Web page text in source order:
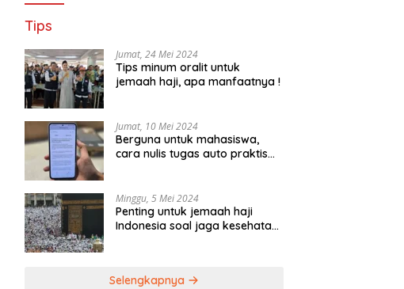
Tips
Jumat, 24 Mei 2024
Tips minum oralit untuk
jemaah haji, apa manfaatnya !
Jumat, 10 Mei 2024
Berguna untuk mahasiswa,
cara nulis tugas auto praktis
Minggu, 5 Mei 2024
Penting untuk jemaah haji
Indonesia soal jaga kesehatan,
Selengkapnya